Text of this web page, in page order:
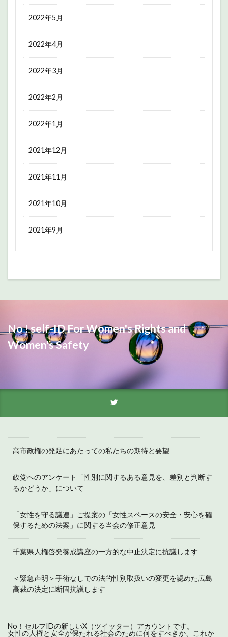
2022年5月
2022年4月
2022年3月
2022年2月
2022年1月
2021年12月
2021年11月
2021年10月
2021年9月
No ! self-ID For Women's Rights and
Women's Safety
高市政権の発足にあたっての私たちの期待と要望
政党へのアンケート「性別に関するある意見を、差別と判断す
るかどうか」について
「女性を守る議連」ご提案の「女性スペースの安全・安心を確
保するための法案」に関する当会の修正意見
千葉県人権啓発養成講座の一方的な中止決定に抗議します
＜緊急声明＞手術なしでの法的性別取扱いの変更を認めた広島
高裁の決定に断固抗議します
No！セルフIDの新しいX（ツイッター）アカウントです。
女性の人権と安全が保たれる社会のために何をすべきか、これか